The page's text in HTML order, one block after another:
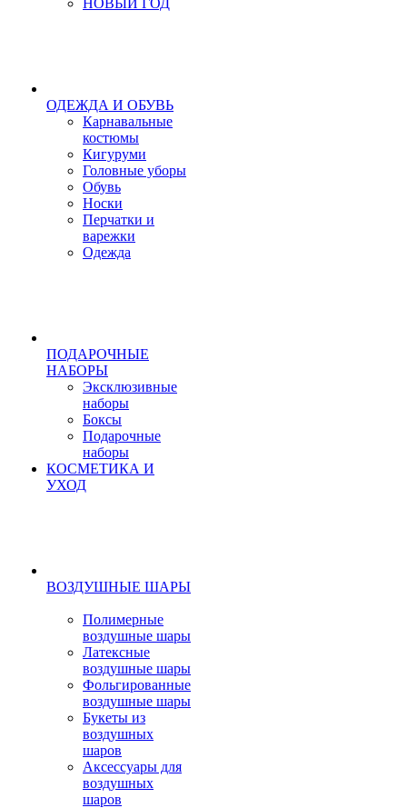
НОВЫЙ ГОД
ОДЕЖДА И ОБУВЬ
Карнавальные
костюмы
Кигуруми
Головные уборы
Обувь
Носки
Перчатки и
варежки
Одежда
ПОДАРОЧНЫЕ
НАБОРЫ
Эксклюзивные
наборы
Боксы
Подарочные
наборы
КОСМЕТИКА И
УХОД
ВОЗДУШНЫЕ ШАРЫ
Полимерные
воздушные шары
Латексные
воздушные шары
Фольгированные
воздушные шары
Букеты из
воздушных
шаров
Аксессуары для
воздушных
шаров